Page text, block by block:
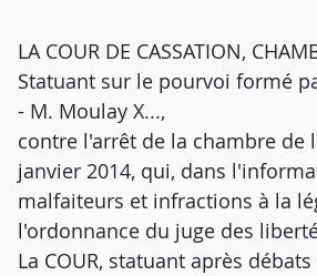
LA COUR DE CASSATION,
Statuant sur le pourvoi formé
- M. Moulay X...,
contre l'arrêt de la chambre de
janvier 2014, qui, dans
malfaiteurs et infractions à la
l'ordonnance du juge des
La COUR, statuant après